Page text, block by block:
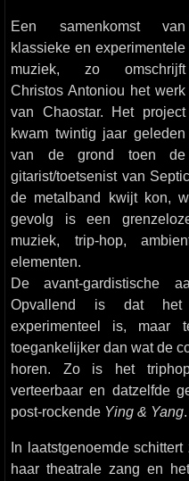
Een samenkomst van
klassieke en experimentele
muziek, zo omschrijft
Christos Antoniou het werk
van Chaostar. Het project
kwam twintig jaar geleden
van de grond toen de
gitarist/toetsenist van
de metalband kwijt kon,
gevolg is een
muziek, trip-hop,
elementen.
De avant-gardistische
Opvallend is dat het
experimenteel is, maar
toegankelijker dan wat de
horen. Zo is het
verteerbaar en datzelfde
post-rockende Ying & Yang.
In laatstgenoemde
haar theatrale zang en